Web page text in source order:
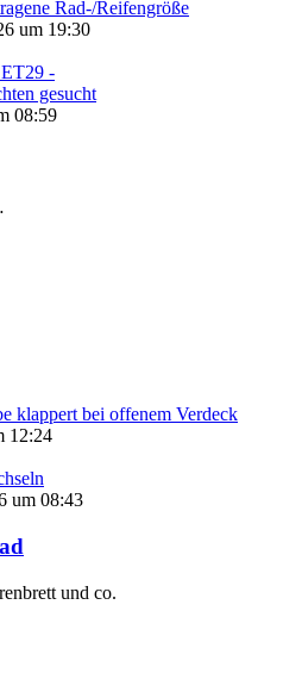
Rad-/Reifengröße
um 19:30
-
gesucht
08:59
klappert bei offenem Verdeck
12:24
um 08:43
und co.